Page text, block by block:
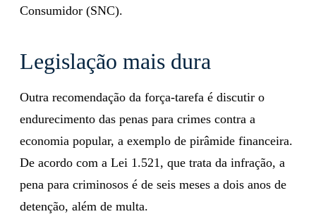
Consumidor (SNC).
Legislação mais dura
Outra recomendação da força-tarefa é discutir o
endurecimento das penas para crimes contra a
economia popular, a exemplo de pirâmide financeira.
De acordo com a Lei 1.521, que trata da infração, a
pena para criminosos é de seis meses a dois anos de
detenção, além de multa.